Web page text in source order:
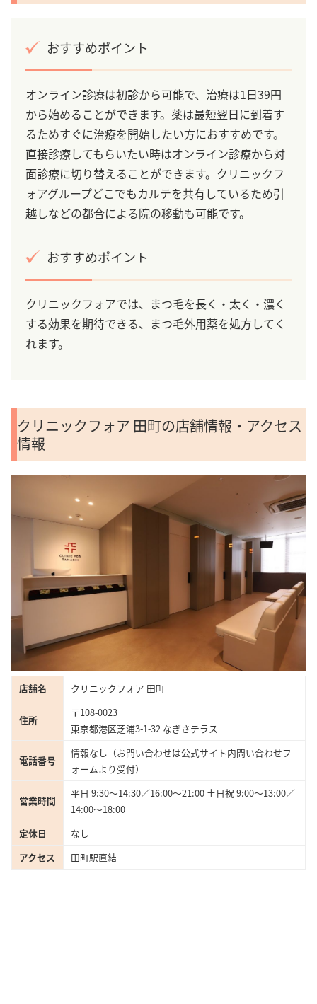
おすすめポイント
オンライン診療は初診から可能で、治療は1日39円
から始めることができます。薬は最短翌日に到着す
るためすぐに治療を開始したい方におすすめです。
直接診療してもらいたい時はオンライン診療から対
面診療に切り替えることができます。クリニックフ
ォアグループどこでもカルテを共有しているため引
越しなどの都合による院の移動も可能です。
おすすめポイント
クリニックフォアでは、まつ毛を長く・太く・濃く
する効果を期待できる、まつ毛外用薬を処方してく
れます。
クリニックフォア 田町の店舗情報・アクセス
情報
店舗名 クリニックフォア 田町
住所
〒108-0023
東京都港区芝浦3-1-32 なぎさテラス
電話番号
情報なし（お問い合わせは公式サイト内問い合わせフ
ォームより受付）
営業時間
平日 9:30～14:30／16:00～21:00 土日祝 9:00～13:00／
14:00～18:00
定休日
なし
アクセス
田町駅直結